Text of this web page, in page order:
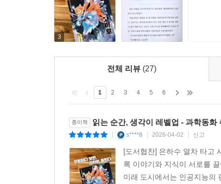
3
전체 리뷰 (27)
1 2 3 4 5 6
종이책 읽는 순간, 생각이 레벨업 - 과학동화
s****8 2026-04-02 신고
[도서협찬] 은하수 열차 타고
록 이야기와 지식이 서로를
미래 도시에서는 인공지능의